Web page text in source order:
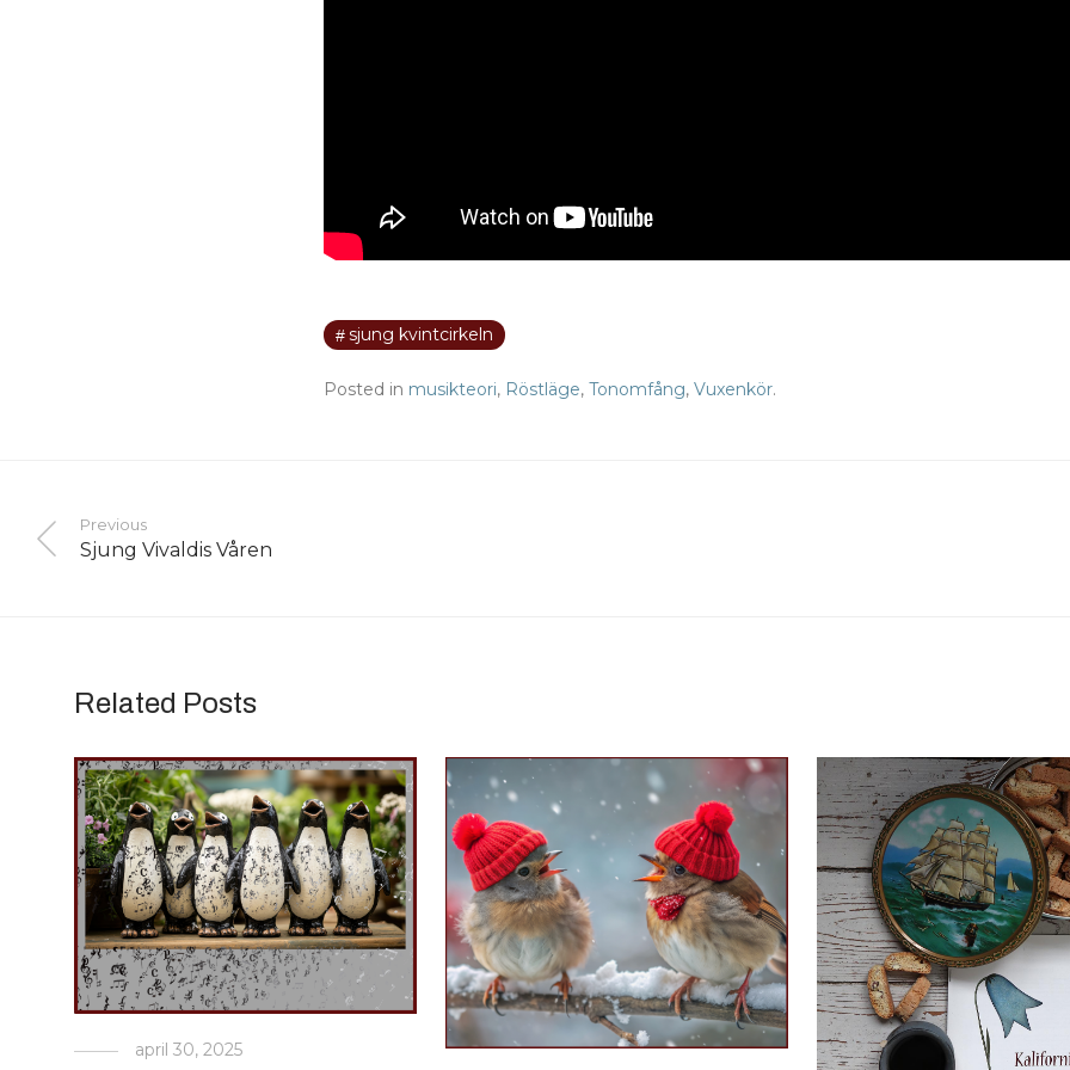
sjung kvintcirkeln
Posted in musikteori, Röstläge, Tonomfång, Vuxenkör.
Previous
Sjung Vivaldis Våren
Related Posts
april 30, 2025